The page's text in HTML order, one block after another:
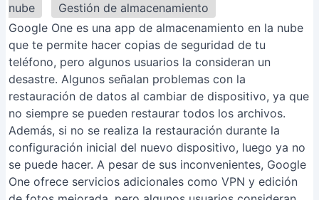
nube
Gestión de almacenamiento
Google One es una app de almacenamiento en la nube
que te permite hacer copias de seguridad de tu
teléfono, pero algunos usuarios la consideran un
desastre. Algunos señalan problemas con la
restauración de datos al cambiar de dispositivo, ya que
no siempre se pueden restaurar todos los archivos.
Además, si no se realiza la restauración durante la
configuración inicial del nuevo dispositivo, luego ya no
se puede hacer. A pesar de sus inconvenientes, Google
One ofrece servicios adicionales como VPN y edición